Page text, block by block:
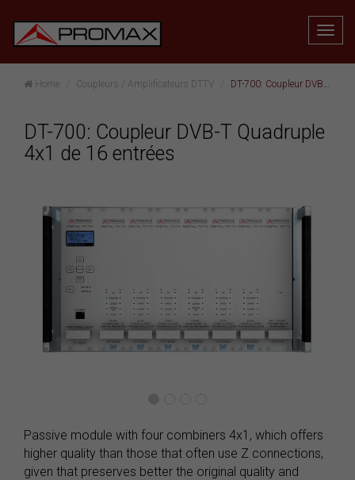
Home Coupleurs / Amplificateurs DTTV DT-700: Coupleur DVB-T Quadruple 4x1 de 16 entrées
DT-700: Coupleur DVB-T Quadruple
4x1 de 16 entrées
Passive module with four combiners 4x1, which offers
higher quality than those that often use Z connections,
given that preserves better the original quality and